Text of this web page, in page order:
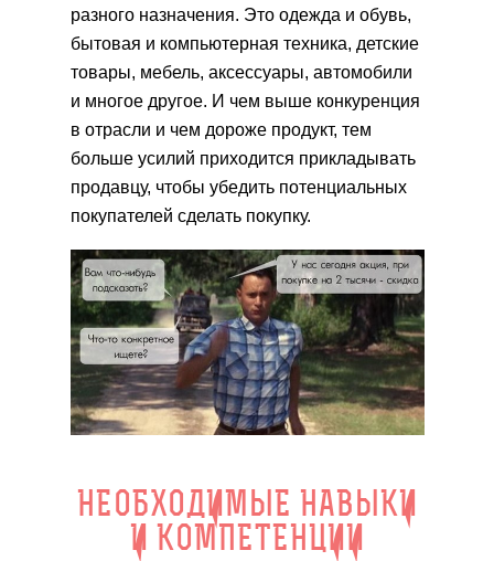
разного назначения. Это одежда и обувь,
бытовая и компьютерная техника, детские
товары, мебель, аксессуары, автомобили
и многое другое. И чем выше конкуренция
в отрасли и чем дороже продукт, тем
больше усилий приходится прикладывать
продавцу, чтобы убедить потенциальных
покупателей сделать покупку.
НЕОБХОДИМЫЕ НАВЫКИ
И КОМПЕТЕНЦИИ